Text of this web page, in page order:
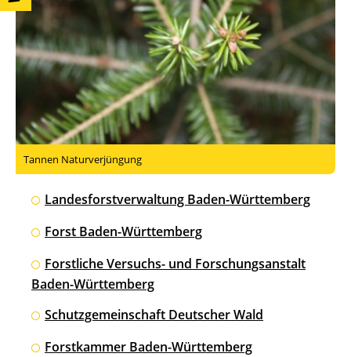
Tannen Naturverjüngung
Landesforstverwaltung Baden-Württemberg
Forst Baden-Württemberg
Forstliche Versuchs- und Forschungsanstalt
Baden-Württemberg
Schutzgemeinschaft Deutscher Wald
Forstkammer Baden-Württemberg